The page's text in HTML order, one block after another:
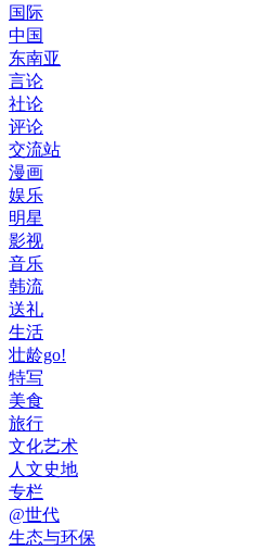
国际
中国
东南亚
言论
社论
评论
交流站
漫画
娱乐
明星
影视
音乐
韩流
送礼
生活
壮龄go!
特写
美食
旅行
文化艺术
人文史地
专栏
@世代
生态与环保